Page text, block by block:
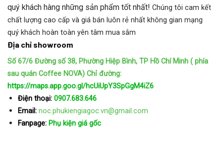
quý khách hàng những sản phẩm tốt nhất! Chúng tôi cam kết
chất lượng cao cấp và giá bán luôn rẻ nhất không gian mạng
quý khách hoàn toàn yên tâm mua sắm
Địa chỉ showroom
Số 67/6 Đường số 38, Phường Hiệp Bình, TP Hồ Chí Minh ( phía
sau quán Coffee NOVA) Chỉ đường:
https://maps.app.goo.gl/hcUiUpY3SpGgM4iZ6
Điện thoại: 0907.683.646
Email:noc.phukiengiagoc.vn@gmail.com
Fanpage:Phụ kiện giá gốc